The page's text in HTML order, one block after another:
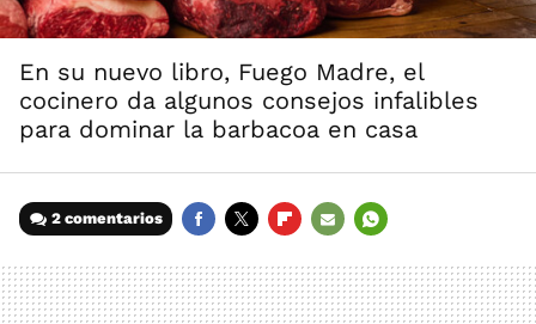
En su nuevo libro, Fuego Madre, el
cocinero da algunos consejos infalibles
para dominar la barbacoa en casa
2 comentarios
MAIL